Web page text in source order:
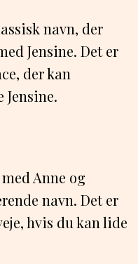
navn, der
Jensine. Det er
der kan
Anne og
navn. Det er
hvis du kan lide